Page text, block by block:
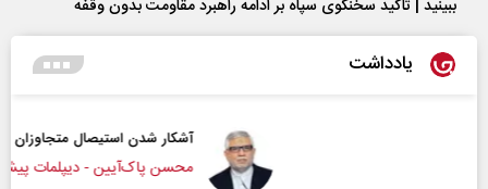
ببینید | تاکید سخنگوی سپاه بر ادامه راهبرد مقاومت بدون وقفه
یادداشت
آشکار شدن استیصال متجاوزان
محسن پاک‌آیین - دیپلمات پیشین